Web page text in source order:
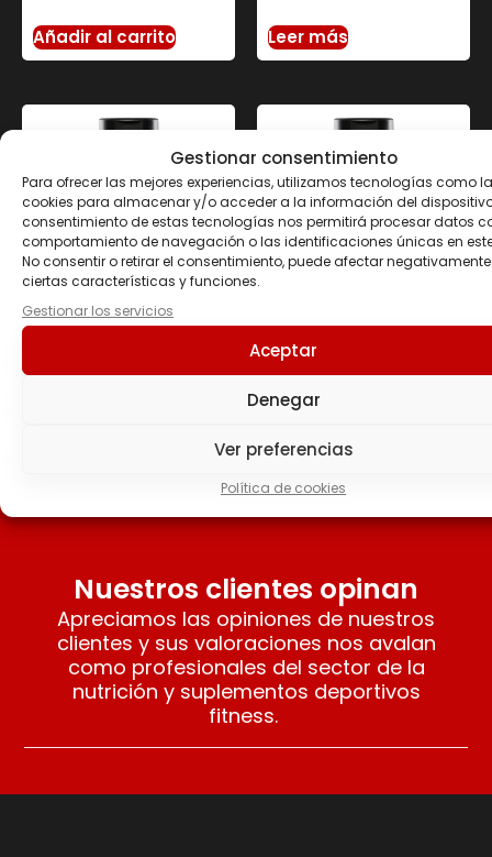
Gestionar consentimiento
Para ofrecer las mejores experiencias, utilizamos tecnologías como
cookies para almacenar y/o acceder a la información del
consentimiento de estas tecnologías nos permitirá procesar datos
comportamiento de navegación o las identificaciones únicas en
No consentir o retirar el consentimiento, puede afectar
ciertas características y funciones.
Gestionar los servicios
Aceptar
Denegar
Ver preferencias
Política de cookies
Añadir al carrito Leer más
SALSA ZERO 320 ML
Yogurt SERVIVITA
3.90€
Leer más
Nuestros clientes opinan
Apreciamos las opiniones de nuestros
clientes y sus valoraciones nos avalan
como profesionales del sector de la
nutrición y suplementos deportivos
fitness.